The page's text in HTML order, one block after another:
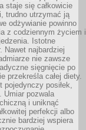
staje się całkowicie
trudno utrzymać ją
odżywianie powinno
z codziennym życiem i
Istotne
Nawet najbardziej
nie zawsze
sięgnięcie po
przekreśla całej diety.
pojedynczy posiłek,
Umiar pozwala
i uniknąć
perfekcji albo
bardziej wspiera